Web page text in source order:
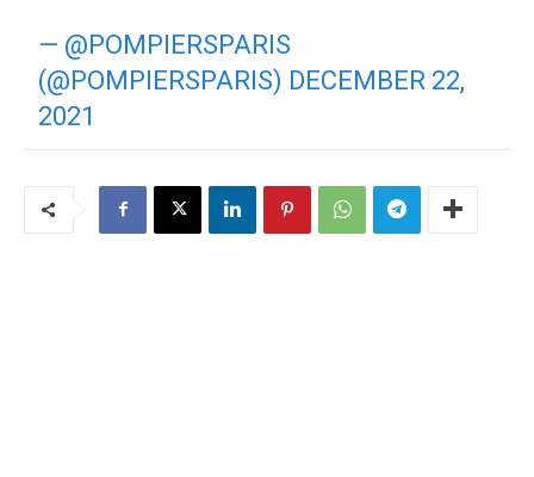
— @POMPIERSPARIS
(@POMPIERSPARIS) DECEMBER 22,
2021